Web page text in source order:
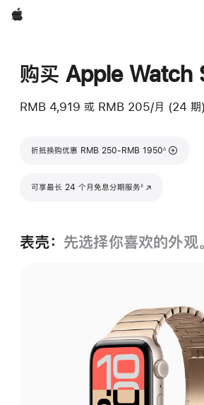
Apple
购买 Apple Watch
RMB 4,919 或 RMB 205/月 (24 期)
折抵换购优惠 RMB 250-RMB 1950
脚注
∆
可享最长 24 个月免息分期服务◊
(在新窗口中打开)
表壳： 先选择你喜欢的外观。